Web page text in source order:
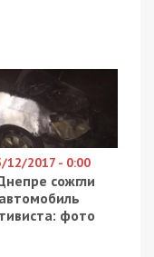
у середньому
коли виходять
виконає без
Вже через рік
стане
кількості
вийти на
до 63 чи 65